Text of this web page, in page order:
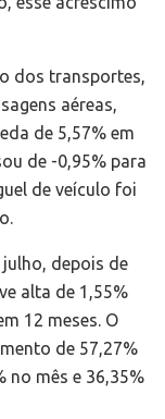
dos transportes,
aéreas,
de 5,57% em
de -0,95% para
de veículo foi
depois de
alta de 1,55%
12 meses. O
de 57,27%
no mês e 36,35%